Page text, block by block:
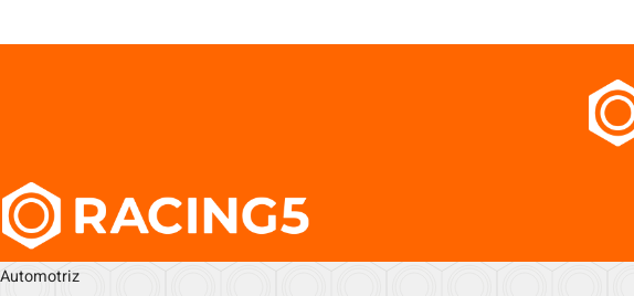
Automotriz